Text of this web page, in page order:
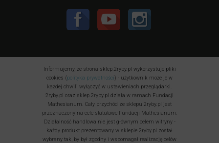
Informujemy, że strona sklep.2ryby.pl wykorzystuje pliki
cookies (polityka prywatności) - użytkownik może je w
każdej chwili wyłączyć w ustawieniach przeglądarki.
2ryby.pl oraz sklep.2ryby.pl działa w ramach Fundacji
Mathesianum. Cały przychód ze sklepu 2ryby.pl jest
przeznaczony na cele statutowe Fundacji Mathesianum.
Działalność handlowa nie jest głównym celem witryny -
każdy produkt prezentowany w sklepie 2ryby.pl został
wybrany tak, by był zgodny i wspomagał realizację celów